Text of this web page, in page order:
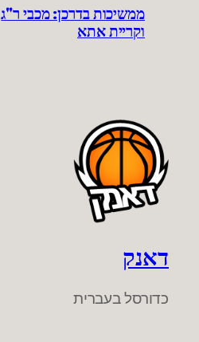
ממשיכות בדרכן: מכבי ר"ג
וקריית אתא
דאנק
כדורסל בעברית